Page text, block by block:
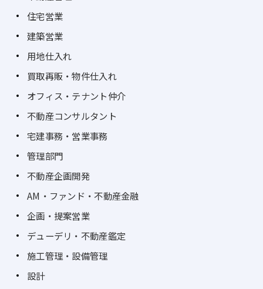
住宅営業
建築営業
用地仕入れ
買取再販・物件仕入れ
オフィス・テナント仲介
不動産コンサルタント
宅建事務・営業事務
管理部門
不動産企画開発
AM・ファンド・不動産金融
企画・提案営業
デューデリ・不動産鑑定
施工管理・設備管理
設計